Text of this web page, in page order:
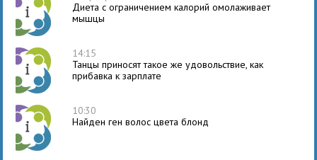
Диета с ограничением калорий омолаживает
мышцы
14:15
Танцы приносят такое же удовольствие, как
прибавка к зарплате
10:30
Найден ген волос цвета блонд